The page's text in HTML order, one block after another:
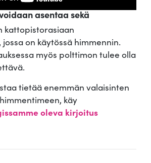
asentaa sekä
kattopistorasiaan
jossa on käytössä himmennin.
myös polttimon tulee olla
tietää enemmän valaisinten
käy
oleva kirjoitus